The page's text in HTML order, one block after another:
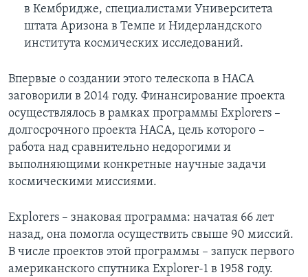
в Кембридже, специалистами Университета
штата Аризона в Темпе и Нидерландского
института космических исследований.
Впервые о создании этого телескопа в НАСА
заговорили в 2014 году. Финансирование проекта
осуществлялось в рамках программы Explorers –
долгосрочного проекта НАСА, цель которого –
работа над сравнительно недорогими и
выполняющими конкретные научные задачи
космическими миссиями.
Explorers – знаковая программа: начатая 66 лет
назад, она помогла осуществить свыше 90 миссий.
В числе проектов этой программы – запуск первого
американского спутника Explorer-1 в 1958 году.